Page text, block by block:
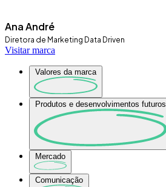
Ana André
Diretora de Marketing Data Driven
Visitar marca
Valores da marca
Produtos e desenvolvimentos futuros
Mercado
Comunicação